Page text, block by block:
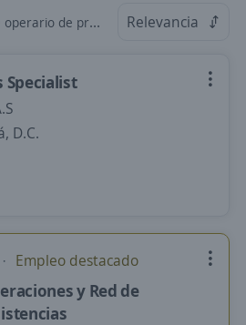
en Guamo, Tolima Relevancia
Specialist
D.C.
Empleo destacado
y Red de